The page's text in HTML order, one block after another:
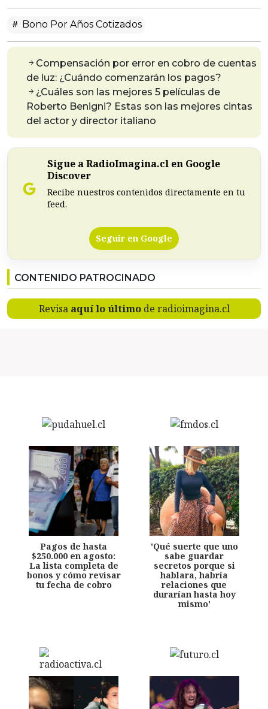
Bono Por Años Cotizados
Compensación por error en cobro de cuentas
de luz: ¿Cuándo comenzarán los pagos?
¿Cuáles son las mejores 5 películas de
Roberto Benigni? Estas son las mejores cintas
del actor y director italiano
Sigue a RadioImagina.cl en Google
Discover
Recibe nuestros contenidos directamente en tu
feed.
Seguir en Google
CONTENIDO PATROCINADO
Revisa aquí lo últimode radioimagina.cl
Pagos de hasta
$250.000 en agosto:
La lista completa de
bonos y cómo revisar
tu fecha de cobro
'Qué suerte que uno
sabe guardar
secretos porque si
hablara, habría
relaciones que
durarían hasta hoy
mismo'